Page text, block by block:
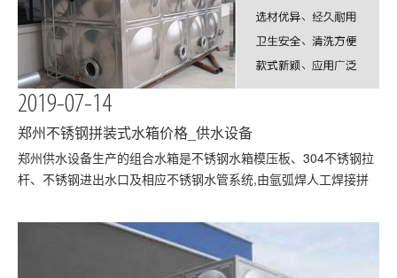
2019-07-14
郑州不锈钢拼装式水箱价格_供水设备
​郑州供水设备生产的组合水箱是不锈钢水箱模压板、304不锈钢拉
杆、不锈钢进出水口及相应不锈钢水管系统,由氩弧焊人工焊接拼
能力强、水箱强度高、水箱本身的质量轻、耐腐蚀耐氧化、外形简
约美观、对于在良好的环境下,郑州不锈钢拼装式…